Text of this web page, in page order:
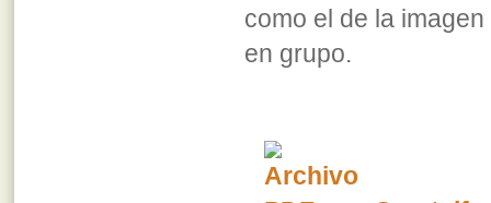
como el de la
en grupo.